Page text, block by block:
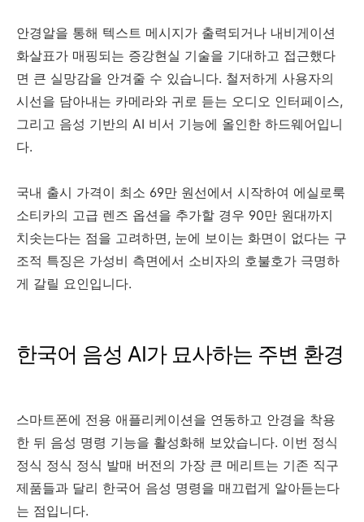
안경알을 통해 텍스트 메시지가 출력되거나 내비게이션
화살표가 매핑되는 증강현실 기술을 기대하고 접근했다
면 큰 실망감을 안겨줄 수 있습니다. 철저하게 사용자의
시선을 담아내는 카메라와 귀로 듣는 오디오 인터페이스,
그리고 음성 기반의 AI 비서 기능에 올인한 하드웨어입니
다.
국내 출시 가격이 최소 69만 원선에서 시작하여 에실로룩
소티카의 고급 렌즈 옵션을 추가할 경우 90만 원대까지
치솟는다는 점을 고려하면, 눈에 보이는 화면이 없다는 구
조적 특징은 가성비 측면에서 소비자의 호불호가 극명하
게 갈릴 요인입니다.
한국어 음성 AI가 묘사하는 주변 환경
스마트폰에 전용 애플리케이션을 연동하고 안경을 착용
한 뒤 음성 명령 기능을 활성화해 보았습니다. 이번 정식
정식 정식 정식 발매 버전의 가장 큰 메리트는 기존 직구
제품들과 달리 한국어 음성 명령을 매끄럽게 알아듣는다
는 점입니다.